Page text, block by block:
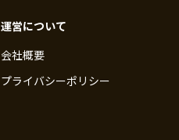
運営について
会社概要
プライバシーポリシー